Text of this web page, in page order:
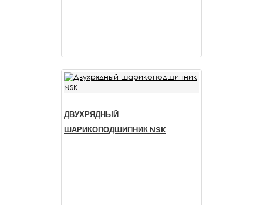
ДВУХРЯДНЫЙ
ШАРИКОПОДШИПНИК NSK